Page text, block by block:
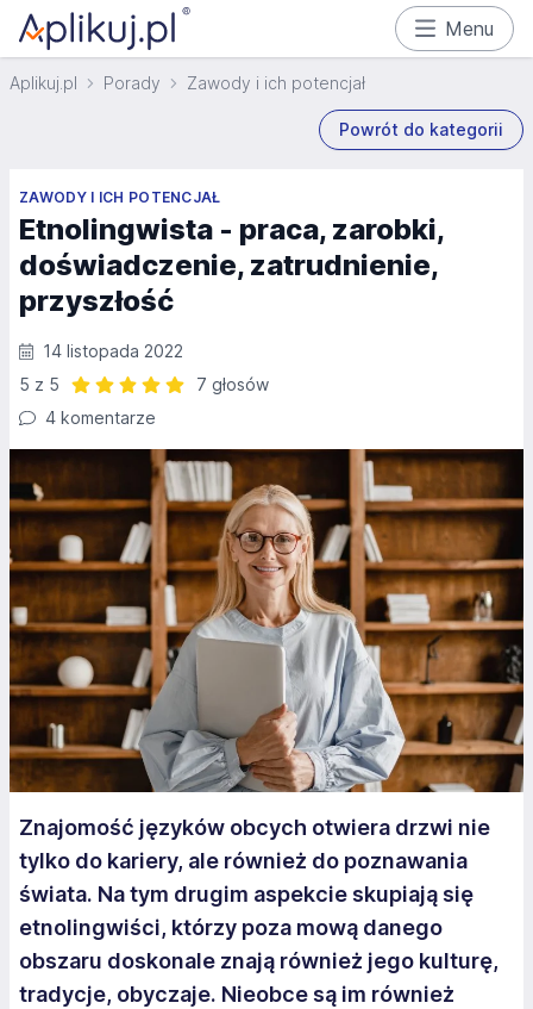
Menu
Aplikuj.pl Porady Zawody i ich potencjał
Powrót do kategorii
ZAWODY I ICH POTENCJAŁ
Etnolingwista - praca, zarobki,
doświadczenie, zatrudnienie,
przyszłość
14 listopada 2022
5 z 5
7 głosów
4 komentarze
Znajomość języków obcych otwiera drzwi nie
tylko do kariery, ale również do poznawania
świata. Na tym drugim aspekcie skupiają się
etnolingwiści, którzy poza mową danego
obszaru doskonale znają również jego kulturę,
tradycje, obyczaje. Nieobce są im również